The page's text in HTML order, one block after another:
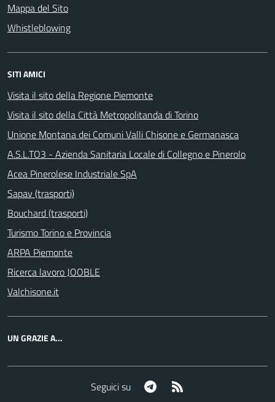
Mappa del Sito
Whistleblowing
SITI AMICI
Visita il sito della Regione Piemonte
Visita il sito della Città Metropolitanda di Torino
Unione Montana dei Comuni Valli Chisone e Germanasca
A.S.L.TO3 - Azienda Sanitaria Locale di Collegno e Pinerolo
Acea Pinerolese Industriale SpA
Sapav (trasporti)
Bouchard (trasporti)
Turismo Torino e Provincia
ARPA Piemonte
Ricerca lavoro JOOBLE
Valchisone.it
UN GRAZIE A...
Seguici su Telegram